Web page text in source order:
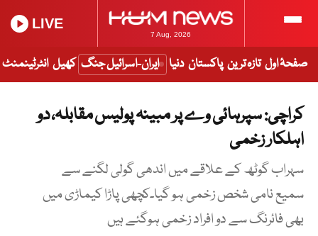
7 Aug, 2026
LIVE
صفحۂ اول تازہ ترین پاکستان دنیا ایران-اسرائیل جنگ کھیل انٹرٹینمنٹ
کراچی: سپرہائی وے پر مبینہ پولیس مقابلہ، دو
اہلکار زخمی
سہراب گوٹھ کے علاقے میں اندھی گولی لگنے سے
سمیع نامی شخص زخمی ہو گیا۔کچھی پاڑا کیماڑی میں
بھی فائرنگ سے دو افراد زخمی ہوگئے ہیں